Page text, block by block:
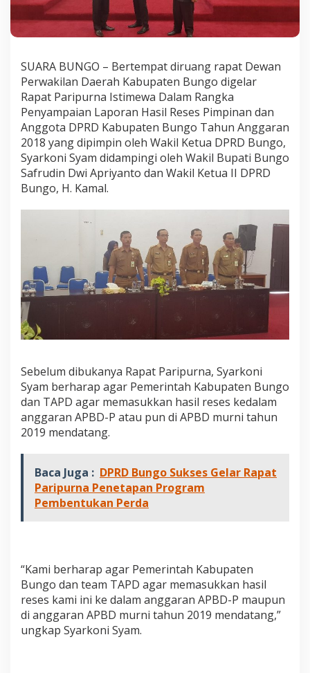
a
P
e
y
a
m
p
a
i
a
n
L
a
H
a
s
i
e
s
P
i
m
p
d
a
n
o
a
D
P
R
D
SUARA BUNGO – Bertempat diruang rapat Dewan
Perwakilan Daerah Kabupaten Bungo digelar
Rapat Paripurna Istimewa Dalam Rangka
Penyampaian Laporan Hasil Reses Pimpinan dan
Anggota DPRD Kabupaten Bungo Tahun Anggaran
2018 yang dipimpin oleh Wakil Ketua DPRD Bungo,
Syarkoni Syam didampingi oleh Wakil Bupati Bungo
Safrudin Dwi Apriyanto dan Wakil Ketua II DPRD
Bungo, H. Kamal.
Sebelum dibukanya Rapat Paripurna, Syarkoni
Syam berharap agar Pemerintah Kabupaten Bungo
dan TAPD agar memasukkan hasil reses kedalam
anggaran APBD-P atau pun di APBD murni tahun
2019 mendatang.
Baca Juga : DPRD Bungo Sukses Gelar Rapat
Paripurna Penetapan Program
Pembentukan Perda
“Kami berharap agar Pemerintah Kabupaten
Bungo dan team TAPD agar memasukkan hasil
reses kami ini ke dalam anggaran APBD-P maupun
di anggaran APBD murni tahun 2019 mendatang,”
ungkap Syarkoni Syam.